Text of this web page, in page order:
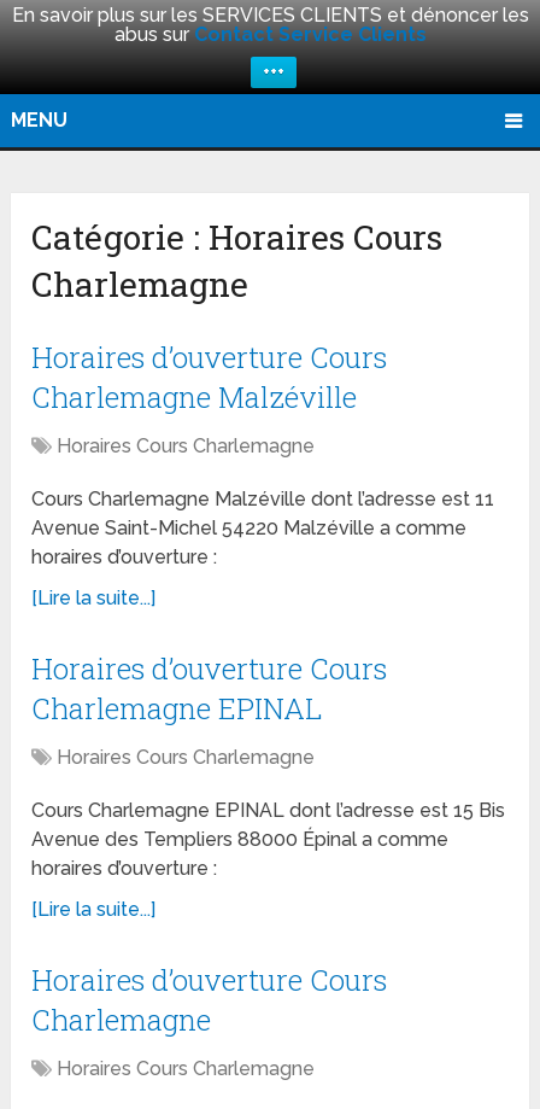
En savoir plus sur les SERVICES CLIENTS et dénoncer les
abus sur Contact Service Clients
+++
MENU
Catégorie : Horaires Cours
Charlemagne
Horaires d’ouverture Cours
Charlemagne Malzéville
Horaires Cours Charlemagne
Cours Charlemagne Malzéville dont l’adresse est 11
Avenue Saint-Michel 54220 Malzéville a comme
horaires d’ouverture :
[Lire la suite...]
Horaires d’ouverture Cours
Charlemagne EPINAL
Horaires Cours Charlemagne
Cours Charlemagne EPINAL dont l’adresse est 15 Bis
Avenue des Templiers 88000 Épinal a comme
horaires d’ouverture :
[Lire la suite...]
Horaires d’ouverture Cours
Charlemagne
Horaires Cours Charlemagne